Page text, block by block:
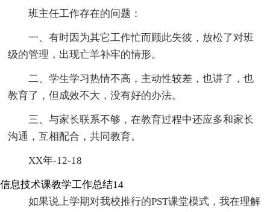
班主任工作存在的问题：
一、有时因为其它工作忙而顾此失彼，放松了对班
级的管理，出现亡羊补牢的情形。
二、学生学习热情不高，主动性较差，也讲了，也
教育了，但成效不大，没有好的办法。
三、与家长联系不够，在教育过程中还应多和家长
沟通，互相配合，共同教育。
XX年-12-18
信息技术课教学工作总结14
如果说上学期对我校推行的PST课堂模式，我在理解